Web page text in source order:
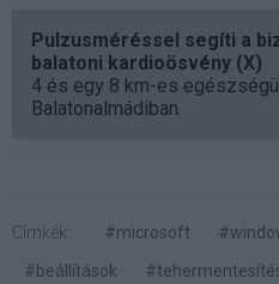
Pulzusméréssel segíti a
balatoni kardioösvény (X)
4 és egy 8 km-es
Balatonalmádiban.
Címkék: #microsoft
#beállítások